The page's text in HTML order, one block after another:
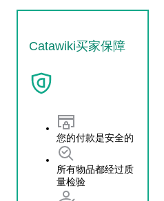
Catawiki买家保障
您的付款是安全的
所有物品都经过质
量检验